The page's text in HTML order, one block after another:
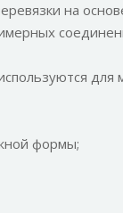
на
для
формы;